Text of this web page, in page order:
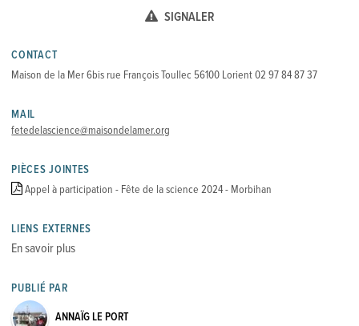
SIGNALER
CONTACT
Maison de la Mer 6bis rue François Toullec 56100 Lorient 02 97 84 87 37
MAIL
fetedelascience@maisondelamer.org
PIÈCES JOINTES
Appel à participation - Fête de la science 2024 - Morbihan
LIENS EXTERNES
En savoir plus
PUBLIÉ PAR
ANNAÏG LE PORT